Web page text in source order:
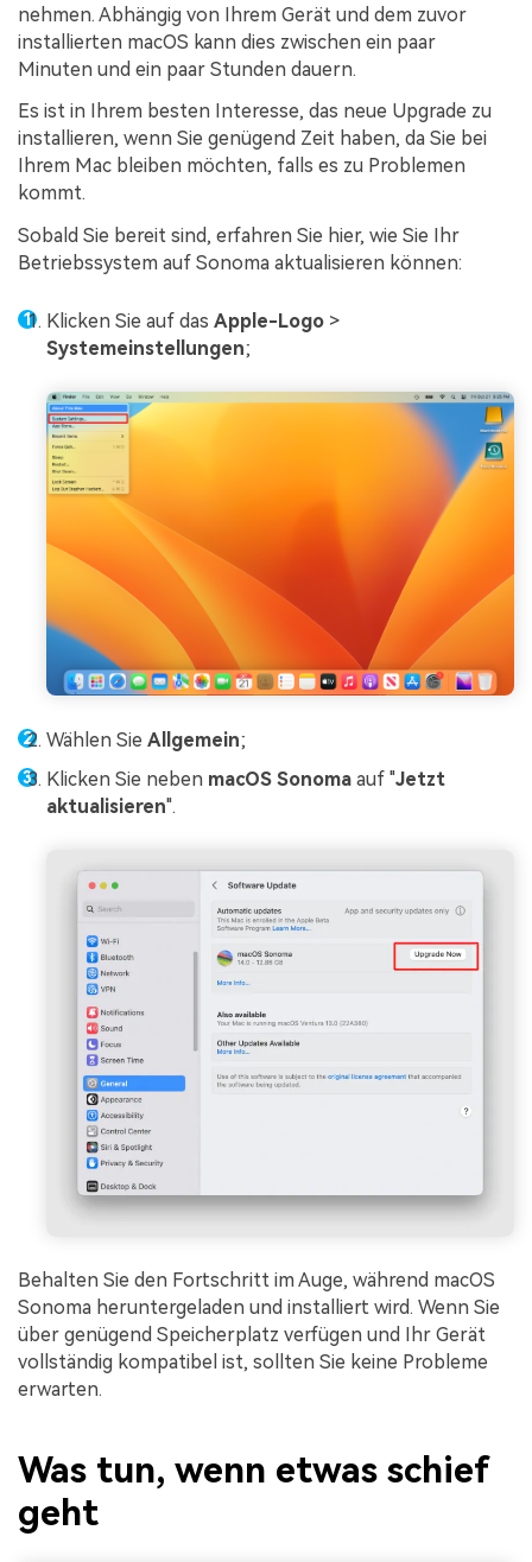
nehmen. Abhängig von Ihrem Gerät und dem zuvor
installierten macOS kann dies zwischen ein paar
Minuten und ein paar Stunden dauern.
Es ist in Ihrem besten Interesse, das neue Upgrade zu
installieren, wenn Sie genügend Zeit haben, da Sie bei
Ihrem Mac bleiben möchten, falls es zu Problemen
kommt.
Sobald Sie bereit sind, erfahren Sie hier, wie Sie Ihr
Betriebssystem auf Sonoma aktualisieren können:
Klicken Sie auf das Apple-Logo >
Systemeinstellungen;
Wählen Sie Allgemein;
Klicken Sie neben macOS Sonoma auf "Jetzt
aktualisieren".
Behalten Sie den Fortschritt im Auge, während macOS
Sonoma heruntergeladen und installiert wird. Wenn Sie
über genügend Speicherplatz verfügen und Ihr Gerät
vollständig kompatibel ist, sollten Sie keine Probleme
erwarten.
Was tun, wenn etwas schief
geht